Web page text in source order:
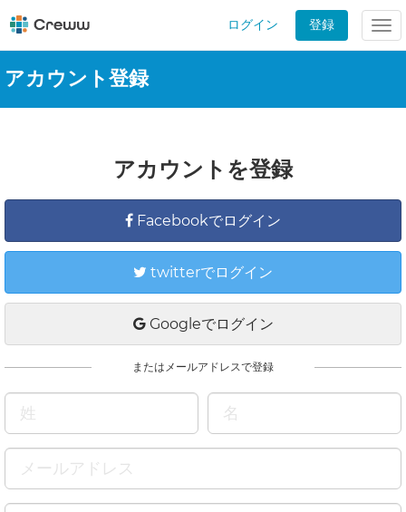
ログイン 登録
アカウント登録
アカウントを登録
Facebookでログイン
twitterでログイン
Googleでログイン
またはメールアドレスで登録